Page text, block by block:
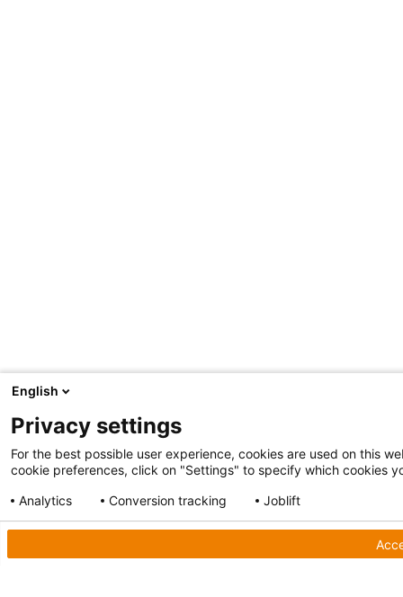
English
Privacy settings
For the best possible user experience, cookies are used on this
cookie preferences, click on "Settings" to specify which cookies
Analytics
Conversion tracking Joblift
Show detailed settings Privacy Policy